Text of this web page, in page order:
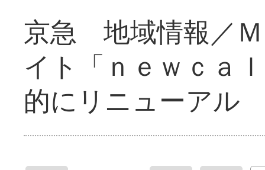
京急 地域情報／
イト「ｎｅｗｃａ
的にリニューアル